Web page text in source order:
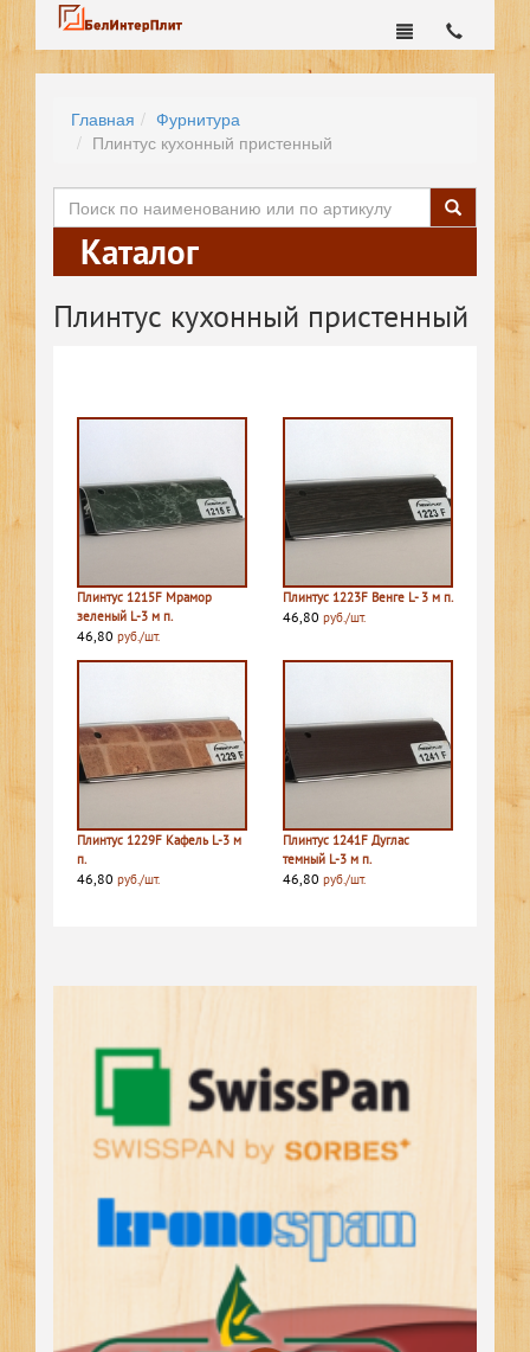
Главная
Фурнитура
Плинтус кухонный пристенный
Каталог
Плинтус кухонный пристенный
Плинтус 1215F Мрамор
зеленый L-3 м п.
46,80 руб./шт.
Плинтус 1223F Венге L- 3 м п.
46,80 руб./шт.
Плинтус 1229F Кафель L-3 м
п.
46,80 руб./шт.
Плинтус 1241F Дуглас
темный L-3 м п.
46,80 руб./шт.